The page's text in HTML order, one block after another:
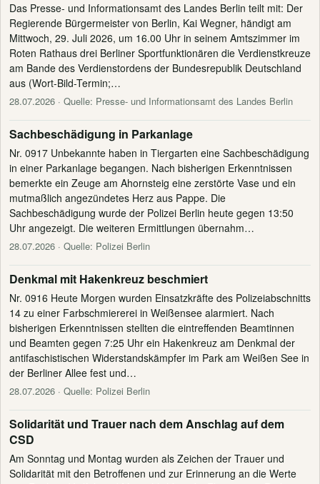
Das Presse- und Informationsamt des Landes Berlin teilt mit: Der
Regierende Bürgermeister von Berlin, Kai Wegner, händigt am
Mittwoch, 29. Juli 2026, um 16.00 Uhr in seinem Amtszimmer im
Roten Rathaus drei Berliner Sportfunktionären die Verdienstkreuze
am Bande des Verdienstordens der Bundesrepublik Deutschland
aus (Wort-Bild-Termin;…
28.07.2026 · Quelle: Presse- und Informationsamt des Landes Berlin
Sachbeschädigung in Parkanlage
Nr. 0917 Unbekannte haben in Tiergarten eine Sachbeschädigung
in einer Parkanlage begangen. Nach bisherigen Erkenntnissen
bemerkte ein Zeuge am Ahornsteig eine zerstörte Vase und ein
mutmaßlich angezündetes Herz aus Pappe. Die
Sachbeschädigung wurde der Polizei Berlin heute gegen 13:50
Uhr angezeigt. Die weiteren Ermittlungen übernahm…
28.07.2026 · Quelle: Polizei Berlin
Denkmal mit Hakenkreuz beschmiert
Nr. 0916 Heute Morgen wurden Einsatzkräfte des Polizeiabschnitts
14 zu einer Farbschmiererei in Weißensee alarmiert. Nach
bisherigen Erkenntnissen stellten die eintreffenden Beamtinnen
und Beamten gegen 7:25 Uhr ein Hakenkreuz am Denkmal der
antifaschistischen Widerstandskämpfer im Park am Weißen See in
der Berliner Allee fest und…
28.07.2026 · Quelle: Polizei Berlin
Solidarität und Trauer nach dem Anschlag auf dem
CSD
Am Sonntag und Montag wurden als Zeichen der Trauer und
Solidarität mit den Betroffenen und zur Erinnerung an die Werte